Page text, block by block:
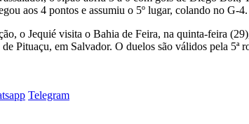
aos 4 pontos e assumiu o 5º lugar, colando no G-
o Jequié visita o Bahia de Feira, na quinta-feira
Pituaçu, em Salvador. O duelos são válidos pela 5ª
Telegram